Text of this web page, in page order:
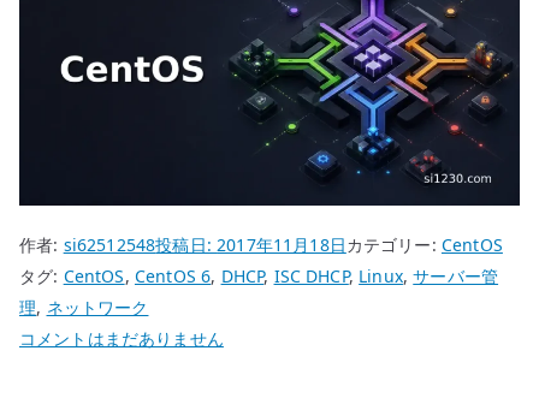
作者: si62512548投稿日:2017年11月18日カテゴリー: CentOS
タグ: CentOS, CentOS 6, DHCP, ISC DHCP, Linux,サーバー管
理, ネットワーク
CentOS
コメントはまだありません